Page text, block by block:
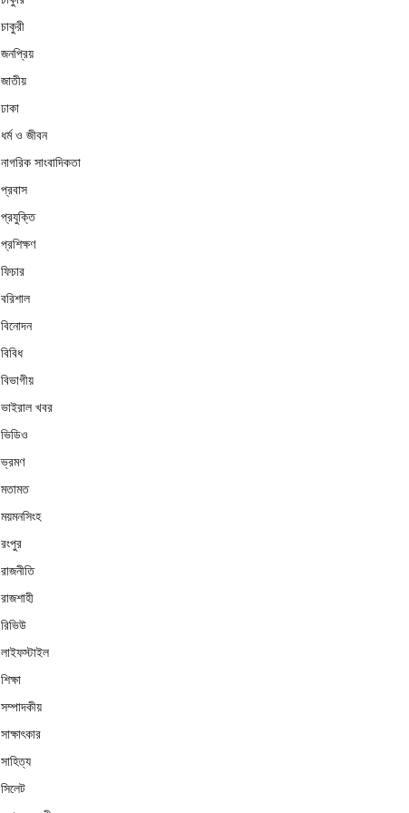
চাকুরী
জনপ্রিয়
জাতীয়
ঢাকা
ধর্ম ও জীবন
নাগরিক সাংবাদিকতা
প্রবাস
প্রযুক্তি
প্রশিক্ষণ
ফিচার
বরিশাল
বিনোদন
বিবিধ
বিভাগীয়
ভাইরাল খবর
ভিডিও
ভ্রমণ
মতামত
ময়মনসিংহ
রংপুর
রাজনীতি
রাজশাহী
রিভিউ
লাইফস্টাইল
শিক্ষা
সম্পাদকীয়
সাক্ষাৎকার
সাহিত্য
সিলেট